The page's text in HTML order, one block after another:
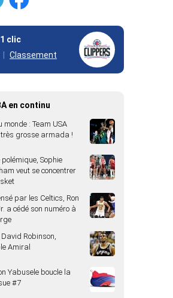
clic
Classement
en continu
monde : Team USA
très grosse armada !
polémique, Sophie
veut se concentrer
par les Celtics, Ron
a cédé son numéro à
Robinson,
Amiral
Yabusele boucle la
#7